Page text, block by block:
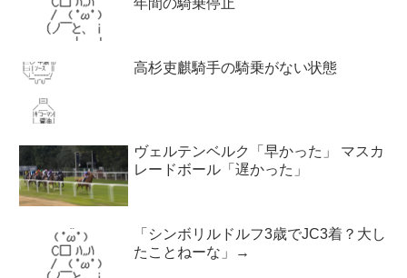
年間の騎乗停止
高杉吏麒騎手の騎乗がない状態
ヴェルテンベルク「早かった」 マスカ
レードボール「遅かった」
「シンボリルドルフ3歳でJC3着？大し
たことねーな」→